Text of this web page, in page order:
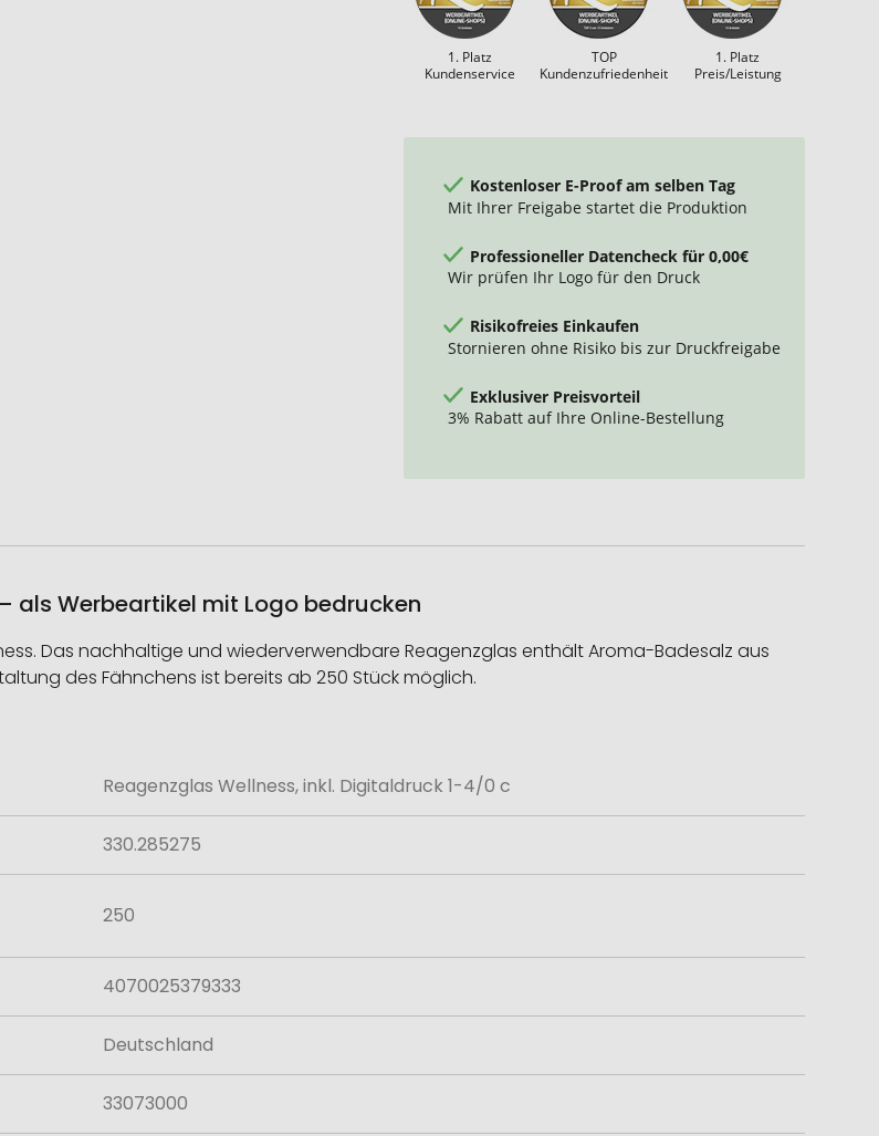
1. Platz
Kundenservice
TOP
Kundenzufriedenheit
1. Platz
Preis/Leistung
Kostenloser E-Proof am selben Tag
Mit Ihrer Freigabe startet die Produktion
Professioneller Datencheck für 0,00€
Wir prüfen Ihr Logo für den Druck
Risikofreies Einkaufen
Stornieren ohne Risiko bis zur Druckfreigabe
Exklusiver Preisvorteil
3% Rabatt auf Ihre Online-Bestellung
als Werbeartikel mit Logo bedrucken
Das nachhaltige und wiederverwendbare Reagenzglas enthält Aroma-Badesalz aus
des Fähnchens ist bereits ab 250 Stück möglich.
Reagenzglas Wellness, inkl. Digitaldruck 1-4/0 c
330.285275
250
4070025379333
Deutschland
33073000